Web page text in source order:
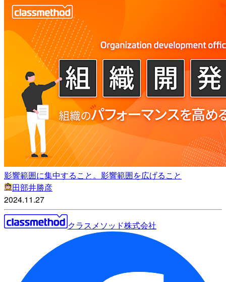
影響範囲に集中すること。影響範囲を広げること
田部井勝彦
2024.11.27
クラスメソッド株式会社